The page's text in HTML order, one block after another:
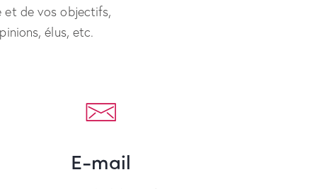
et de vos objectifs,
élus, etc.
E-mail